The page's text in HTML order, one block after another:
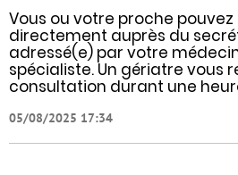
Vous ou votre proche pouvez
directement auprès du
adressé(e) par votre
spécialiste. Un gériatre vous
consultation durant une
05/08/2025 17:34